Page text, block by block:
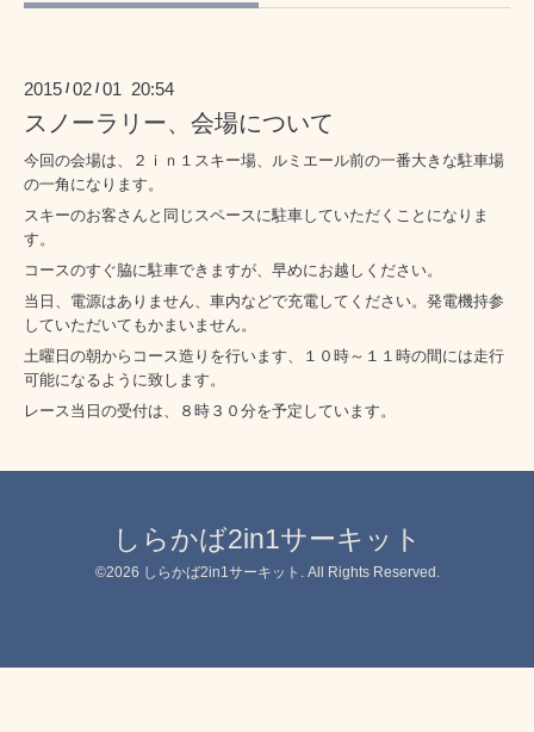
2015 /02 /01 20:54
スノーラリー、会場について
今回の会場は、２ｉｎ１スキー場、ルミエール前の一番大きな駐車場
の一角になります。
スキーのお客さんと同じスペースに駐車していただくことになりま
す。
コースのすぐ脇に駐車できますが、早めにお越しください。
当日、電源はありません、車内などで充電してください。発電機持参
していただいてもかまいません。
土曜日の朝からコース造りを行います、１０時～１１時の間には走行
可能になるように致します。
レース当日の受付は、８時３０分を予定しています。
しらかば2in1サーキット
©2026 しらかば2in1サーキット . All Rights Reserved.